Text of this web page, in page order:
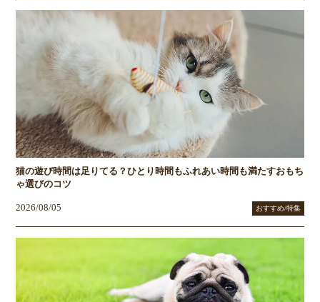
猫の遊び時間は足りてる？ひとり時間もふれあい時間も満たすおもち
ゃ選びのコツ
2026/08/05 おすすめ/特集